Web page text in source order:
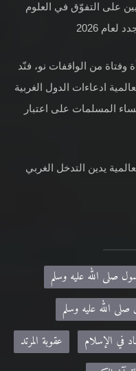
على التفوّق في العلوم
2026
أمام أكثر من 1700 امرأة وفتاة من الواقفات نو، فنّد
ادعاءات الدول الغربية
المسلمات على اعتبار
يدين التدخل الغربي
صلى الله عليه وسلم
صلى الله عليه وسلم
في الإسلام
عقوبة المرتد